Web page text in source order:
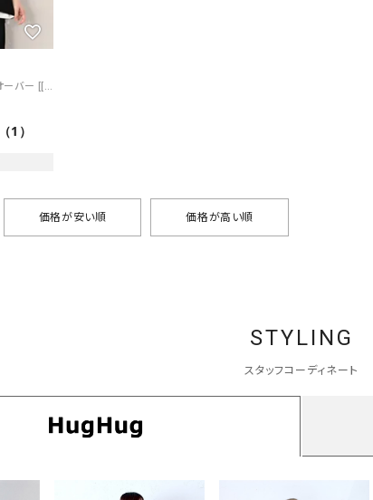
prit｜7分袖裾ヒモプルオーバー [[P81625]][C]
（1）
価格が安い順 価格が高い順
STYLING
スタッフコーディネート